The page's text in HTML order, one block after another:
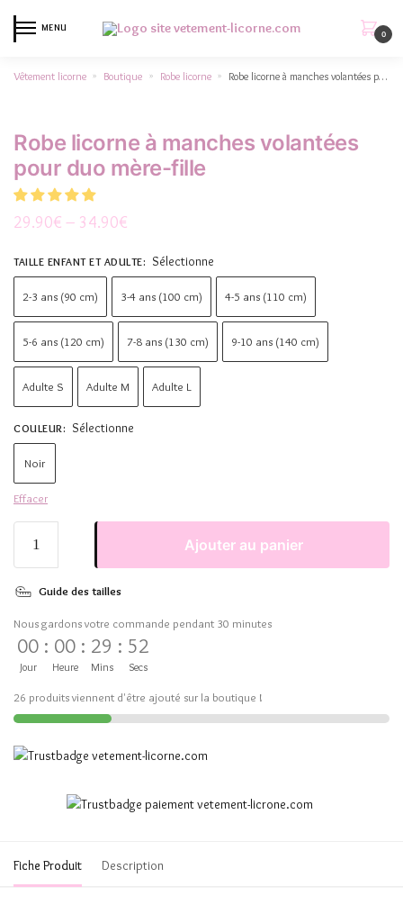
MENU
0
Vêtement licorne » Boutique » Robe licorne » Robe licorne à manches volantées pour duo mère-fille
Robe licorne à manches volantées
pour duo mère-fille
29.90€ – 34.90€
TAILLE ENFANT ET ADULTE: Sélectionne
2-3 ans (90 cm) 3-4 ans (100 cm) 4-5 ans (110 cm)
5-6 ans (120 cm) 7-8 ans (130 cm) 9-10 ans (140 cm)
Adulte S Adulte M Adulte L
COULEUR: Sélectionne
Noir
Effacer
Ajouter au panier
Guide des tailles
Nous gardons votre commande pendant 30 minutes
00
Jour
: 00
Heure
: 29
Mins
: 52
Secs
26 produits viennent d'être ajouté sur la boutique !
Fiche Produit Description